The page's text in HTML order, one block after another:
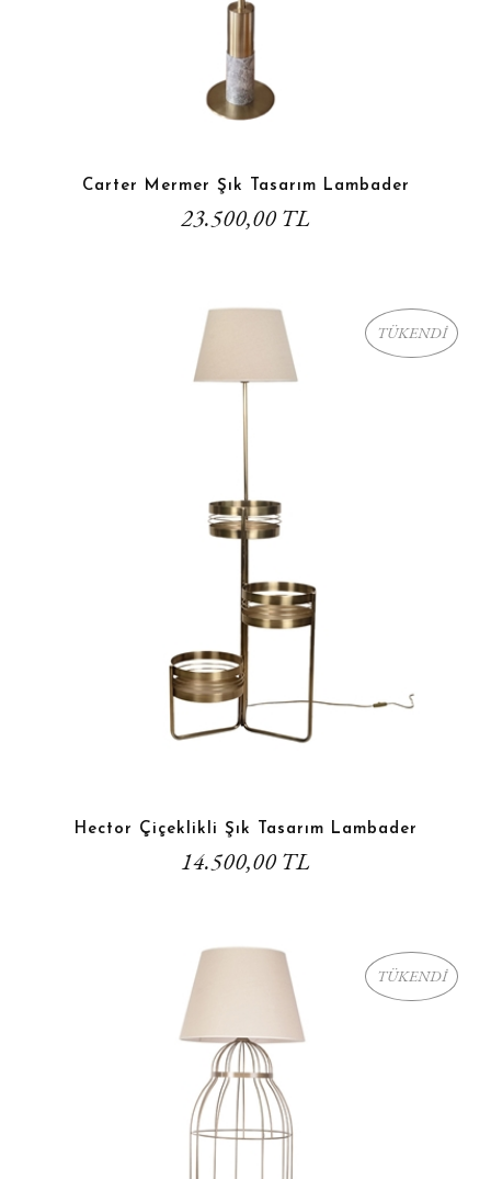
Carter Mermer Şık Tasarım Lambader
23.500,00 TL
TÜKENDİ
Hector Çiçeklikli Şık Tasarım Lambader
14.500,00 TL
TÜKENDİ